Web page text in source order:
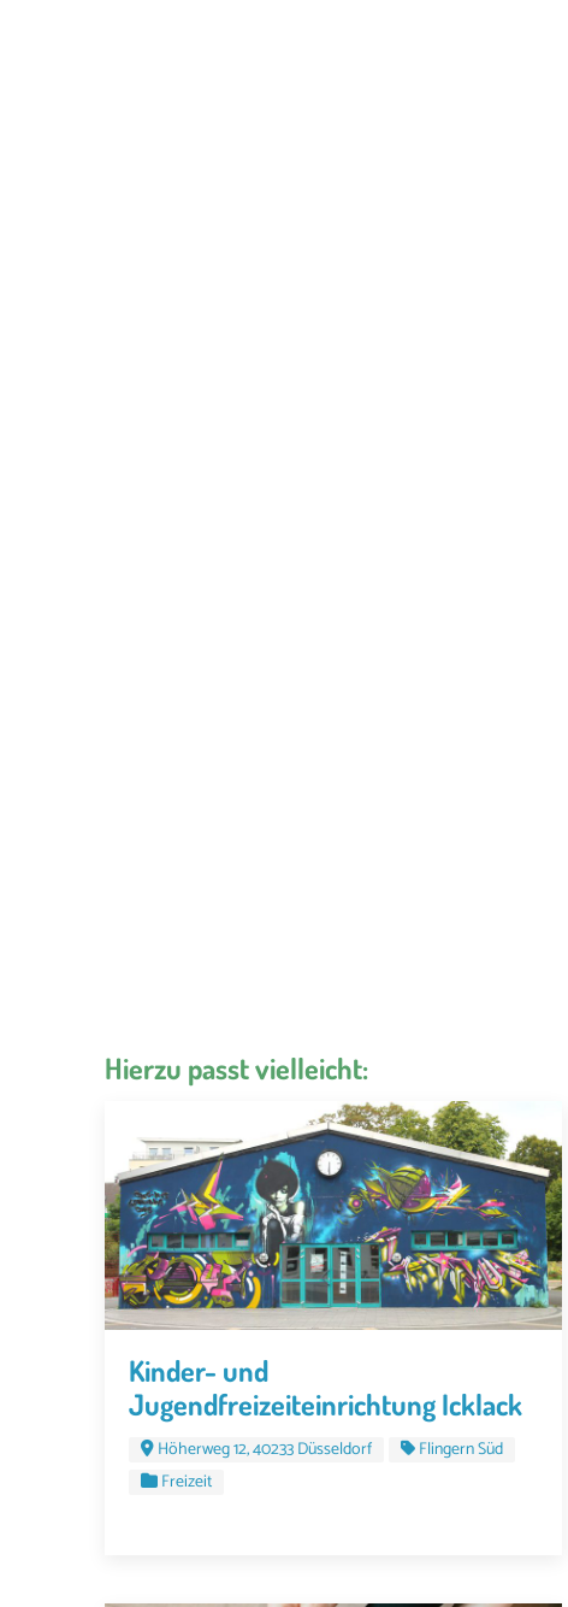
Hierzu passt vielleicht:
Kinder- und
Jugendfreizeiteinrichtung Icklack
Höherweg 12, 40233 Düsseldorf
Flingern Süd
Freizeit